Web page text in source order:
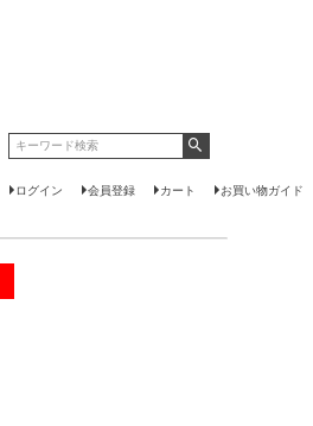
ログイン
会員登録 カート お買い物ガイド